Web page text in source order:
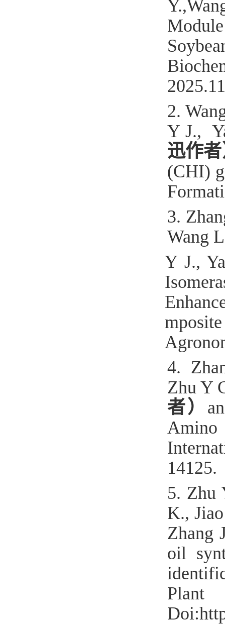
2.
Y J.,
迅作
(CHI)
3.
Wang
Y J.,
4.
Zhu Y
者）
14125.
5. Zhu
K.,
Zhang
oil
D